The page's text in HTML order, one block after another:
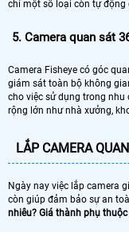
chí một số loại còn tự
5. Camera quan sát
Camera Fisheye có góc
giám sát toàn bộ không
cho việc sử dụng trong
rộng lớn như nhà xưởng,
LẮP CAMERA
Ngày nay việc lắp camera
còn giúp đảm bảo sự an
nhiêu? Giá thành phụ